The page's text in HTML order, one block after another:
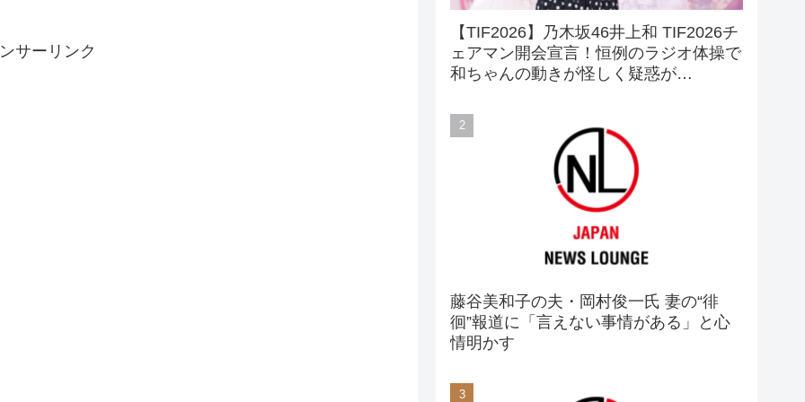
サーリンク
【TIF2026】乃木坂46井上和 TIF2026チ
ェアマン開会宣言！恒例のラジオ体操で
和ちゃんの動きが怪しく疑惑が…
藤谷美和子の夫・岡村俊一氏 妻の“徘
徊”報道に「言えない事情がある」と心
情明かす